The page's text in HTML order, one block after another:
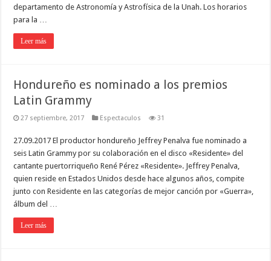
departamento de Astronomía y Astrofísica de la Unah. Los horarios
para la …
Leer más
Hondureño es nominado a los premios
Latin Grammy
27 septiembre, 2017 Espectaculos 31
27.09.2017 El productor hondureño Jeffrey Penalva fue nominado a
seis Latin Grammy por su colaboración en el disco «Residente» del
cantante puertorriqueño René Pérez «Residente». Jeffrey Penalva,
quien reside en Estados Unidos desde hace algunos años, compite
junto con Residente en las categorías de mejor canción por «Guerra»,
álbum del …
Leer más